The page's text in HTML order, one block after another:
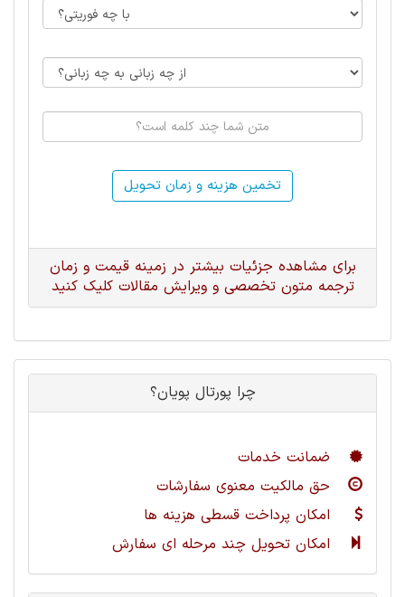
تخمین هزینه و زمان تحویل
برای مشاهده جزئیات بیشتر در زمینه قیمت و زمان
ترجمه متون تخصصی و ویرایش مقالات کلیک کنید
چرا پورتال پویان؟
ضمانت خدمات
حق مالکیت معنوی سفارشات
امکان پرداخت قسطی هزینه ها
امکان تحویل چند مرحله ای سفارش